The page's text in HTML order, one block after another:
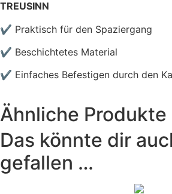
TREUSINN
✔ Praktisch für den Spaziergang
✔ Beschichtetes Material
✔ Einfaches Befestigen durch den
Ähnliche Produkte
Das könnte dir
gefallen …